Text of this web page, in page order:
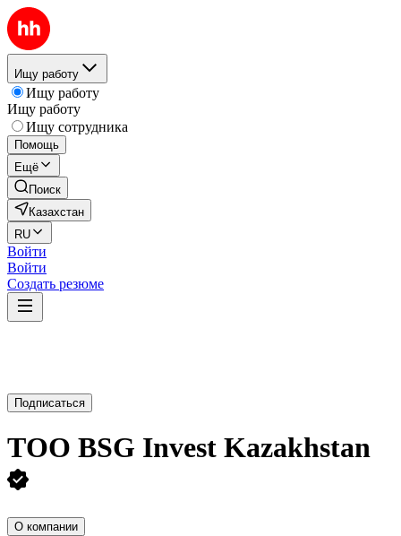
Ищу работу
Ищу работу
Ищу работу
Ищу сотрудника
Помощь
Ещё
Поиск
Казахстан
RU
Войти
Войти
Создать резюме
Подписаться
ТОО BSG Invest Kazakhstan
О компании